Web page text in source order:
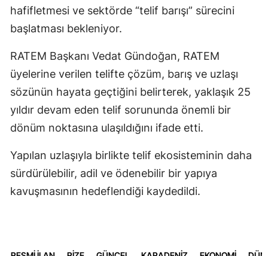
hafifletmesi ve sektörde “telif barışı” sürecini
başlatması bekleniyor.
RATEM Başkanı Vedat Gündoğan, RATEM
üyelerine verilen telifte çözüm, barış ve uzlaşı
sözünün hayata geçtiğini belirterek, yaklaşık 25
yıldır devam eden telif sorununda önemli bir
dönüm noktasına ulaşıldığını ifade etti.
Yapılan uzlaşıyla birlikte telif ekosisteminin daha
sürdürülebilir, adil ve ödenebilir bir yapıya
kavuşmasının hedeflendiği kaydedildi.